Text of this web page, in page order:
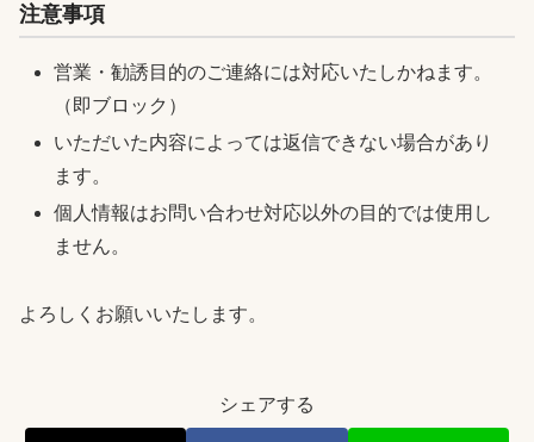
注意事項
営業・勧誘目的のご連絡には対応いたしかねます。
（即ブロック）
いただいた内容によっては返信できない場合があり
ます。
個人情報はお問い合わせ対応以外の目的では使用し
ません。
よろしくお願いいたします。
シェアする